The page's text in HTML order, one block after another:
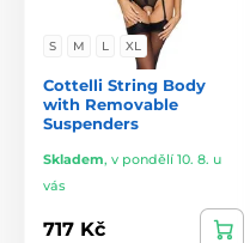
S M L XL
Cottelli String Body
with Removable
Suspenders
Skladem, v pondělí 10. 8. u
vás
717 Kč